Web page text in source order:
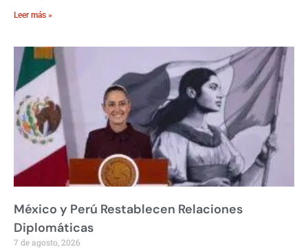
Leer más »
México y Perú Restablecen Relaciones
Diplomáticas
7 de agosto, 2026